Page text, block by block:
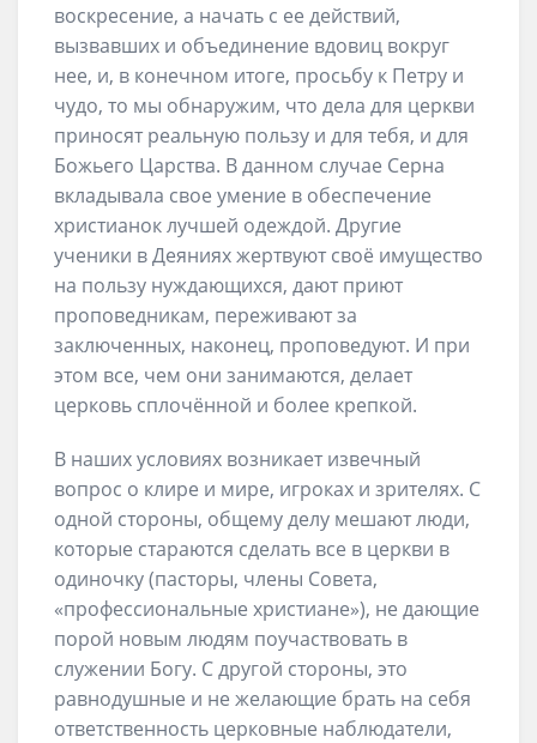
воскресение, а начать с ее действий,
вызвавших и объединение вдовиц вокруг
нее, и, в конечном итоге, просьбу к Петру и
чудо, то мы обнаружим, что дела для церкви
приносят реальную пользу и для тебя, и для
Божьего Царства. В данном случае Серна
вкладывала свое умение в обеспечение
христианок лучшей одеждой. Другие
ученики в Деяниях жертвуют своё имущество
на пользу нуждающихся, дают приют
проповедникам, переживают за
заключенных, наконец, проповедуют. И при
этом все, чем они занимаются, делает
церковь сплочённой и более крепкой.
В наших условиях возникает извечный
вопрос о клире и мире, игроках и зрителях. С
одной стороны, общему делу мешают люди,
которые стараются сделать все в церкви в
одиночку (пасторы, члены Совета,
«профессиональные христиане»), не дающие
порой новым людям поучаствовать в
служении Богу. С другой стороны, это
равнодушные и не желающие брать на себя
ответственность церковные наблюдатели,